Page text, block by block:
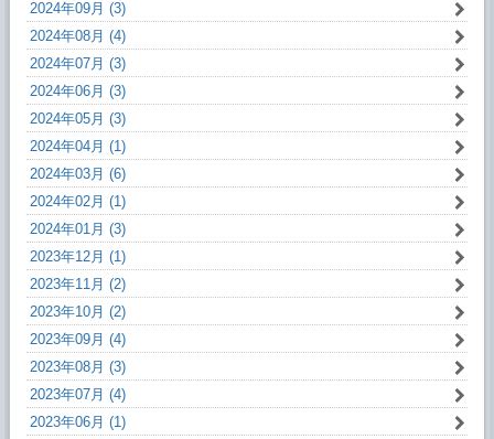
2024年09月 (3)
2024年08月 (4)
2024年07月 (3)
2024年06月 (3)
2024年05月 (3)
2024年04月 (1)
2024年03月 (6)
2024年02月 (1)
2024年01月 (3)
2023年12月 (1)
2023年11月 (2)
2023年10月 (2)
2023年09月 (4)
2023年08月 (3)
2023年07月 (4)
2023年06月 (1)